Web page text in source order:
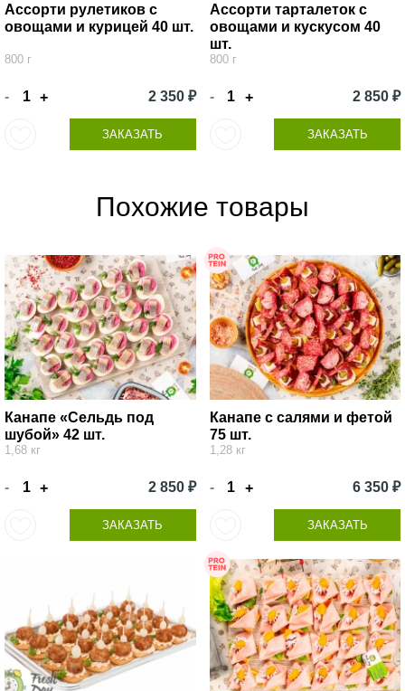
Ассорти рулетиков с
овощами и курицей 40 шт.
800 г
- + 2 350 ₽
ЗАКАЗАТЬ
Ассорти тарталеток с
овощами и кускусом 40
шт.
800 г
- + 2 850 ₽
ЗАКАЗАТЬ
Похожие товары
Канапе «Сельдь под
шубой» 42 шт.
1,68 кг
- + 2 850 ₽
ЗАКАЗАТЬ
Канапе с салями и фетой
75 шт.
1,28 кг
- + 6 350 ₽
ЗАКАЗАТЬ